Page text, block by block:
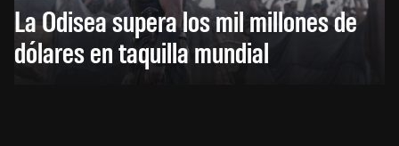
La Odisea supera los mil millones de
dólares en taquilla mundial